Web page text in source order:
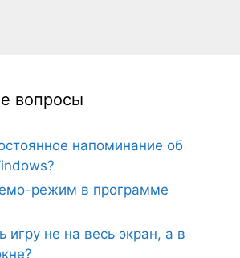
вопросы
напоминание об
режим в программе
игру не на весь экран, а в